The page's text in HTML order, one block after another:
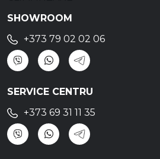
SHOWROOM
+373 79 02 02 06
SERVICE CENTRU
+373 69 31 11 35